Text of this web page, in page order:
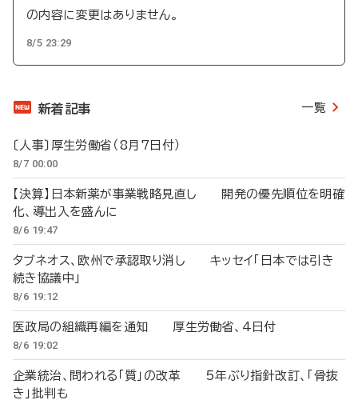
の内容に変更はありません。
8/5 23:29
新着記事 一覧
〔人事〕厚生労働省（8月7日付）
8/7 00:00
【決算】日本新薬が事業戦略見直し 開発の優先順位を明確
化、導出入を盛んに
8/6 19:47
タブネオス、欧州で承認取り消し キッセイ「日本では引き
続き協議中」
8/6 19:12
医政局の組織再編を通知 厚生労働省、4日付
8/6 19:02
企業統治、問われる「質」の改革 5年ぶり指針改訂、「骨抜
き」批判も